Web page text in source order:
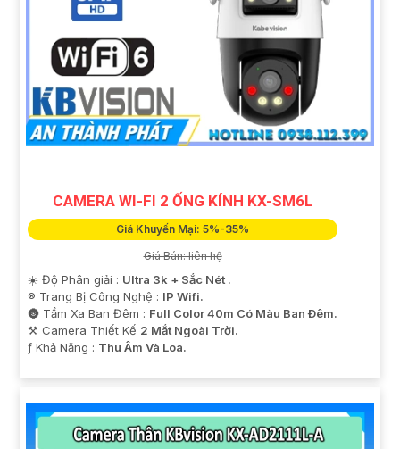
CAMERA WI-FI 2 ỐNG KÍNH KX-SM6L
Giá Khuyến Mại: 5%-35%
Giá Bán: liên hệ
☀️ Độ Phân giải : Ultra 3k + Sắc Nét .
®️ Trang Bị Công Nghệ : IP Wifi.
🌚 Tầm Xa Ban Đêm : Full Color 40m Có Màu Ban Ðêm.
⚒ Camera Thiết Kế 2 Mắt Ngoài Trời.
️ƒ Khả Năng : Thu Âm Và Loa.